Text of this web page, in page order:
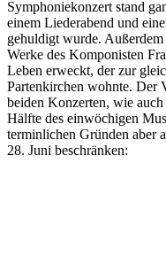
Symphoniekonzert stand
einem Liederabend und
gehuldigt wurde.
Werke des Komponisten
Leben erweckt, der zur
Partenkirchen wohnte. Der
beiden Konzerten, wie auch
Hälfte des einwöchigen
terminlichen Gründen aber
28. Juni beschränken: